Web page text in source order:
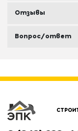
Отзывы
Вопрос/ответ